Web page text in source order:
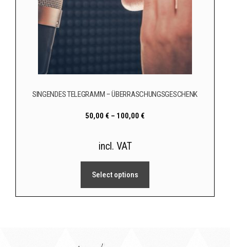
SINGENDES TELEGRAMM – ÜBERRASCHUNGSGESCHENK
50,00 € – 100,00 €
incl. VAT
Select options